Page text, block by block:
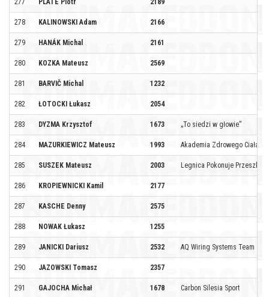
277 PLATE Piotr 2189
278 KALINOWSKI Adam 2166
279 HANÁK Michal 2161
280 KOZKA Mateusz 2569
281 BARVIČ Michal 1232
282 ŁOTOCKI Łukasz 2054
283 DYZMA Krzysztof 1673 „To siedzi w głowie”
284 MAZURKIEWICZ Mateusz 1993 Akademia Zdrowego Ciała
285 SUSZEK Mateusz 2003 Legnica Pokonuje
286 KROPIEWNICKI Kamil 2177
287 KASCHE Denny 2575
288 NOWAK Łukasz 1255
289 JANICKI Dariusz 2532 AQ Wiring Systems Team
290 JAZOWSKI Tomasz 2357
291 GAJOCHA Michał 1678 Carbon Silesia Sport